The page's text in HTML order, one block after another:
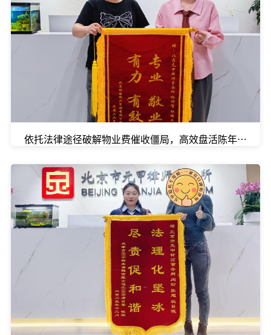
依托法律途径破解物业费催收僵局，高效盘活陈年欠款。